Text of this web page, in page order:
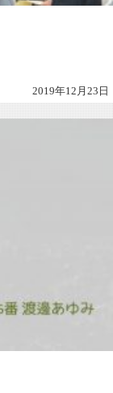
2019年12月23日